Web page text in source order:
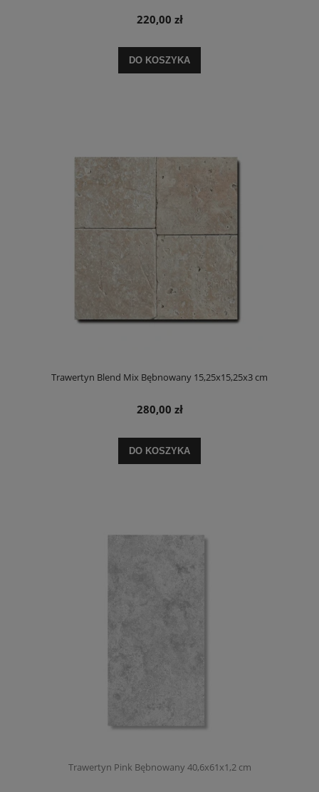
220,00 zł
DO KOSZYKA
Trawertyn Blend Mix Bębnowany 15,25x15,25x3 cm
280,00 zł
DO KOSZYKA
Trawertyn Pink Bębnowany 40,6x61x1,2 cm